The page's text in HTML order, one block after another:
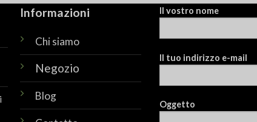
Informazioni
Chi siamo
Negozio
Blog
Il vostro nome
Il tuo indirizzo e-mail
Oggetto